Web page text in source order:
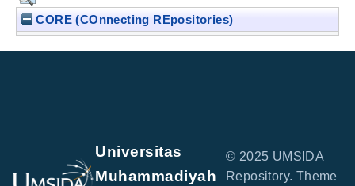
CORE (COnnecting REpositories)
Universitas
Muhammadiyah
© 2025 UMSIDA
Repository. Theme